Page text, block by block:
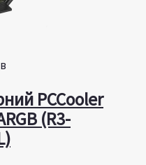
PCCooler
(R3-